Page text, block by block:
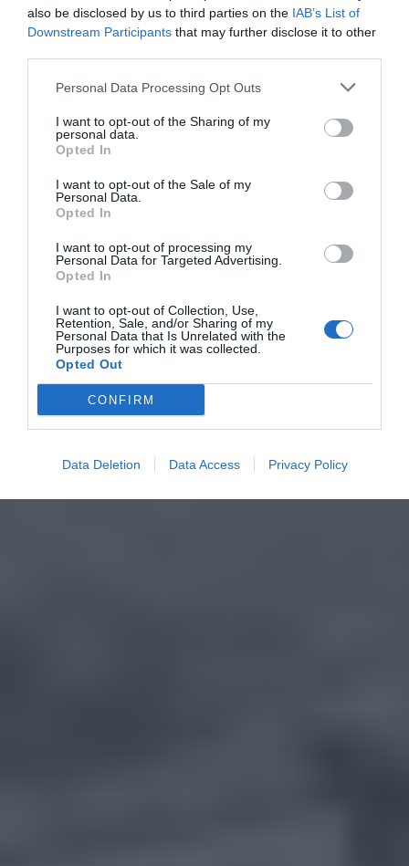
also be disclosed by us to third parties on the IAB’s List of
Downstream Participants that may further disclose it to other
Personal Data Processing Opt Outs
I want to opt-out of the Sharing of my
personal data.
Opted In
I want to opt-out of the Sale of my
Personal Data.
Opted In
I want to opt-out of processing my
Personal Data for Targeted Advertising.
Opted In
I want to opt-out of Collection, Use,
Retention, Sale, and/or Sharing of my
Personal Data that Is Unrelated with the
Purposes for which it was collected.
Opted Out
CONFIRM
Data Deletion Data Access Privacy Policy